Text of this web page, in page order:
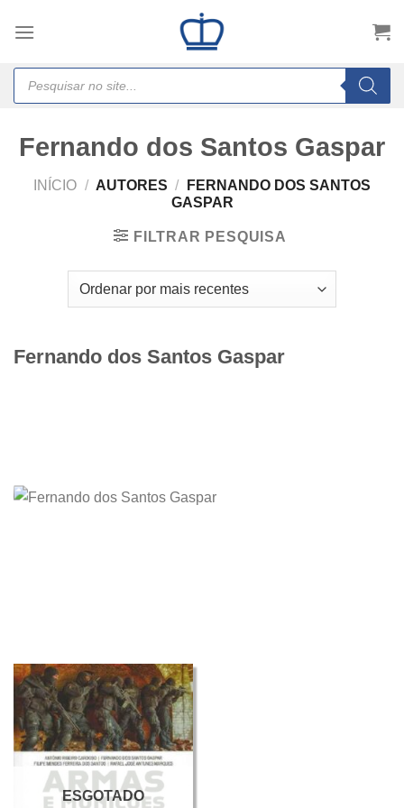
Products
search
Fernando dos Santos Gaspar
INÍCIO / AUTORES /
FERNANDO DOS SANTOS
GASPAR
FILTRAR PESQUISA
Fernando dos Santos Gaspar
ESGOTADO